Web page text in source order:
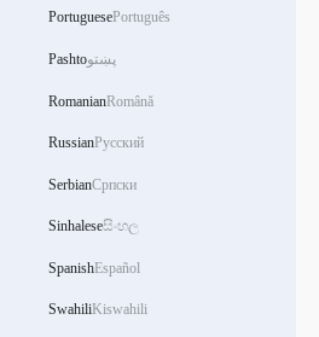
PortuguesePortuguês
Pashtoپښتو
RomanianRomână
RussianРусский
SerbianСрпски
Sinhaleseසිංහල
SpanishEspañol
SwahiliKiswahili